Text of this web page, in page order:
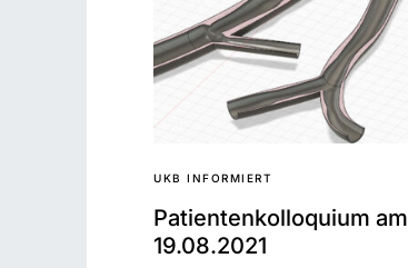
UKB INFORMIERT
Patientenkolloquium am
19.08.2021